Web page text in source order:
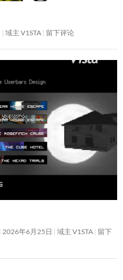
域主 V1STA 留下评论
2026年6月25日 域主 V1STA 留下